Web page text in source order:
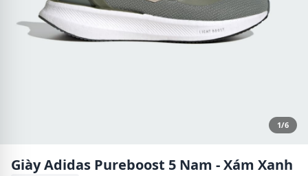
1/6
Giày Adidas Pureboost 5 Nam - Xám Xanh